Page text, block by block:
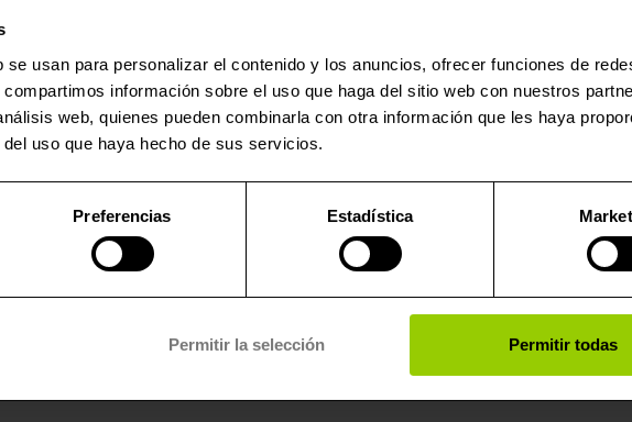
usan para personalizar el contenido y los anuncios, ofrecer funciones de
información sobre el uso que haga del sitio web con nuestros
web, quienes pueden combinarla con otra información que les haya
uso que haya hecho de sus servicios.
Preferencias Estadística
Permitir la selección Permitir todas
de unidades de control de motor (ECU), el adaptador para Bosch
creado para ser compatible con una extensa variedad de unidades de
MPC5xx.
donde funciona como un vínculo entre la ECU y la herramienta de
gracias a sus sondas y pines de contacto. Si se evita la
de partes frágiles.